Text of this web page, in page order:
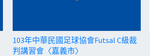
103年中華民國足球協會Futsal C級裁
判講習會〈嘉義市〉